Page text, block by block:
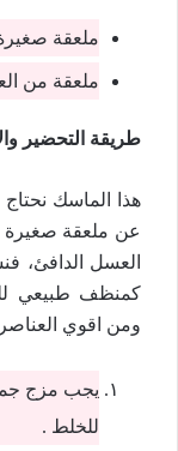
ملعقة
ملعقة من
طريقة التحضير
هذا الماسك
عن ملعقة صغيرة
العسل الدافئ،
كمنظف طبيعي
ومن اقوي
يجب مزج
للخلط .